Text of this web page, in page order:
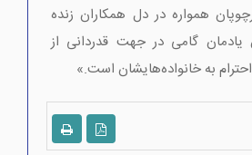
همواره در دل همکاران زنده
گامی در جهت قدردانی از
به خانواده‌هایشان است.»